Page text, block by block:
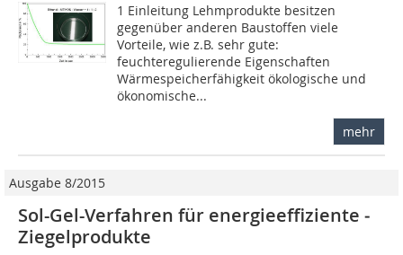
1 Einleitung Lehmprodukte besitzen
gegenüber anderen Baustoffen viele
Vorteile, wie z.B. sehr gute:
feuchteregulierende Eigenschaften
Wärmespeicherfähigkeit ökologische und
ökonomische...
mehr
Ausgabe 8/2015
Sol-Gel-Verfahren für energieeffiziente ­
Ziegelprodukte